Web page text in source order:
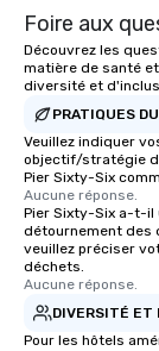
Foire aux
Découvrez les
matière de santé
diversité et
PRATIQUES
Veuillez indiquer
objectif/stratégie
Pier Sixty-Six
Aucune réponse.
Pier Sixty-Six a-t-il
détournement des
veuillez préciser
déchets.
Aucune réponse.
DIVERSITÉ ET
Pour les hôtels